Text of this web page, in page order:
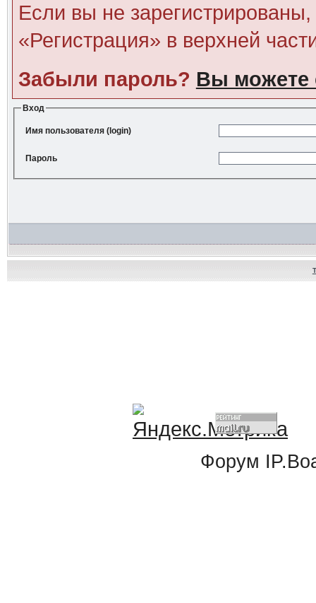
Если вы не
«Регистрация» в верхней
Забыли пароль? Вы можете
Вход
Имя пользователя (login)
Пароль
Форум